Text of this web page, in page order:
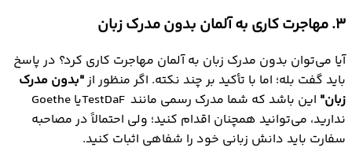
3. مهاجرت کاری به آلمان بدون مدرک زبان
آیا می‌توان بدون مدرک زبان به آلمان مهاجرت کاری کرد؟ در پاسخ
باید گفت بله؛ اما با تأکید بر چند نکته. اگر منظور از"بدون مدرک
زبان"
این باشد که شما مدرک رسمی مانند TestDaFیا Goethe
ندارید، می‌توانید همچنان اقدام کنید؛ ولی احتمالاً در مصاحبه
سفارت باید دانش زبانی خود را شفاهی اثبات کنید.